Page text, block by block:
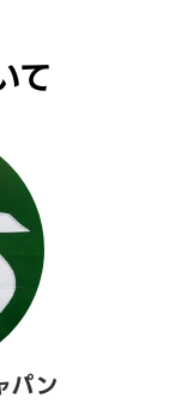
て
パン